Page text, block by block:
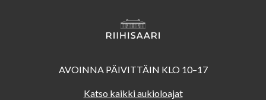
AVOINNA PÄIVITTÄIN KLO 10–17
Katso kaikki aukioloajat